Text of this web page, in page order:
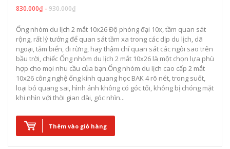
830.000₫ - 930.000₫
Ống nhòm du lịch 2 mắt 10x26 Độ phóng đại 10x, tầm quan sát
rộng, rất lý tưởng để quan sát tầm xa trong các dịp du lịch, dã
ngoại, tắm biển, đi rừng, hay thậm chí quan sát các ngôi sao trên
bầu trời, chiếc Ống nhòm du lịch 2 mắt 10x26 là một chọn lựa phù
hợp cho mọi nhu cầu của bạn. ​ Ống nhòm du lịch cao cấp 2 mắt
10x26 công nghệ ống kính quang học BAK 4 rõ nét, trong suốt,
loại bỏ quang sai, hình ảnh không có góc tối, không bị chóng mặt
khi nhìn với thời gian dài, góc nhìn...
Thêm vào giỏ hàng